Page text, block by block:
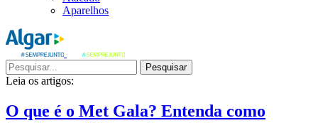
Aparelhos
Pesquisar
Leia os artigos:
O que é o Met Gala? Entenda como